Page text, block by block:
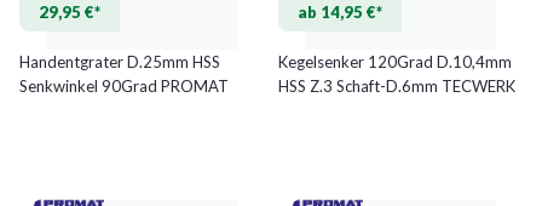
29,95 €*
Handentgrater D.25mm HSS
Senkwinkel 90Grad PROMAT
ab 14,95 €*
Kegelsenker 120Grad D.10,4mm
HSS Z.3 Schaft-D.6mm TECWERK